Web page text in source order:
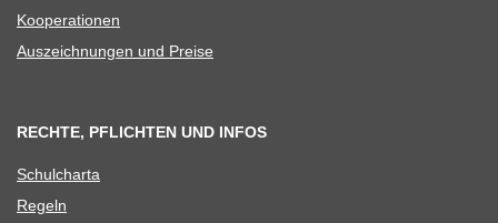
Koope­ra­tio­nen
Aus­zeich­nun­gen und Preise
RECHTE, PFLICHTEN UND INFOS
Schul­charta
Regeln